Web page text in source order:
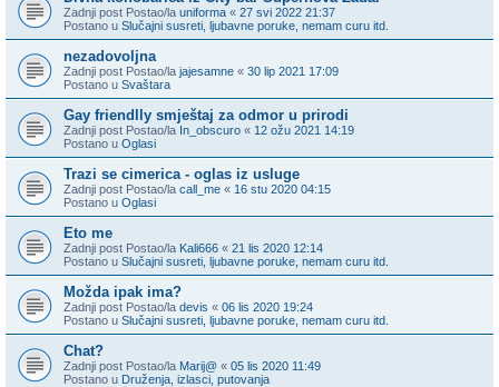
Zadnji post Postao/la uniforma « 27 svi 2022 21:37
Postano u Slučajni susreti, ljubavne poruke, nemam curu itd.
nezadovoljna
Zadnji post Postao/la jajesamne « 30 lip 2021 17:09
Postano u Svaštara
Gay friendlly smještaj za odmor u prirodi
Zadnji post Postao/la In_obscuro « 12 ožu 2021 14:19
Postano u Oglasi
Trazi se cimerica - oglas iz usluge
Zadnji post Postao/la call_me « 16 stu 2020 04:15
Postano u Oglasi
Eto me
Zadnji post Postao/la Kali666 « 21 lis 2020 12:14
Postano u Slučajni susreti, ljubavne poruke, nemam curu itd.
Možda ipak ima?
Zadnji post Postao/la devis « 06 lis 2020 19:24
Postano u Slučajni susreti, ljubavne poruke, nemam curu itd.
Chat?
Zadnji post Postao/la Marij@ « 05 lis 2020 11:49
Postano u Druženja, izlasci, putovanja